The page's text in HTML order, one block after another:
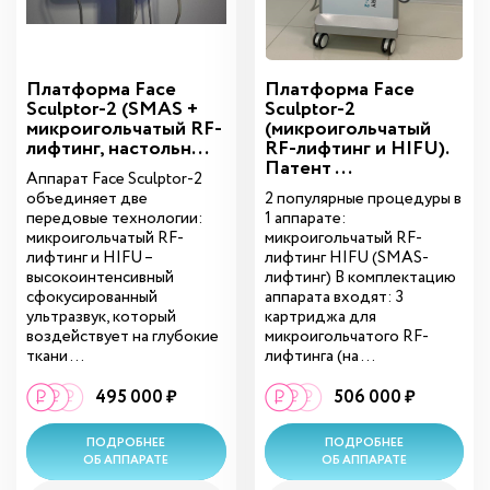
Платформа Face
Sculptor-2 (SMAS +
микроигольчатый RF-
лифтинг, настольн...
Аппарат Face Sculptor-2
объединяет две
передовые технологии:
микроигольчатый RF-
лифтинг и HIFU –
высокоинтенсивный
сфокусированный
ультразвук, который
воздействует на глубокие
ткани ...
495 000 ₽
ПОДРОБНЕЕ
ОБ АППАРАТЕ
Платформа Face
Sculptor-2
(микроигольчатый
RF-лифтинг и HIFU).
Патент ...
2 популярные процедуры в
1 аппарате:
микроигольчатый RF-
лифтинг HIFU (SMAS-
лифтинг) В комплектацию
аппарата входят: 3
картриджа для
микроигольчатого RF-
лифтинга (на ...
506 000 ₽
ПОДРОБНЕЕ
ОБ АППАРАТЕ